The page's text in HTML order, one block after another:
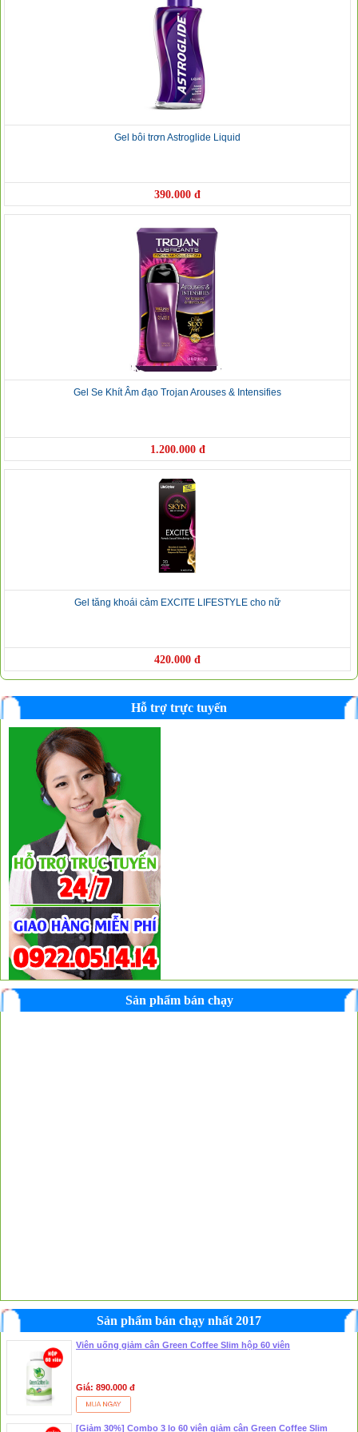
Gel bôi trơn Astroglide Liquid
390.000 đ
Gel Se Khít Âm đạo Trojan Arouses & Intensifies
1.200.000 đ
Gel tăng khoái cảm EXCITE LIFESTYLE cho nữ
420.000 đ
Hỗ trợ trực tuyến
Sản phẩm bán chạy
Sản phẩm bán chạy nhất 2017
Viên uống giảm cân Green Coffee Slim hộp 60 viên
Giá: 890.000 đ
[Giảm 30%] Combo 3 lọ 60 viên giảm cân Green Coffee Slim